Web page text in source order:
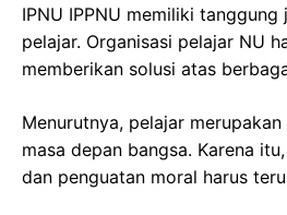
IPNU IPPNU memiliki
pelajar. Organisasi pelajar NU
memberikan solusi atas
Menurutnya, pelajar
masa depan bangsa. Karena
dan penguatan moral harus